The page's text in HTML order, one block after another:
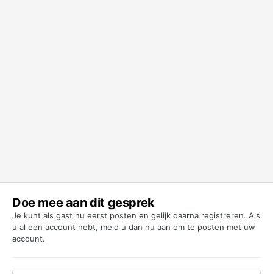
Doe mee aan dit gesprek
Je kunt als gast nu eerst posten en gelijk daarna registreren. Als
u al een account hebt, meld u dan nu aan om te posten met uw
account.